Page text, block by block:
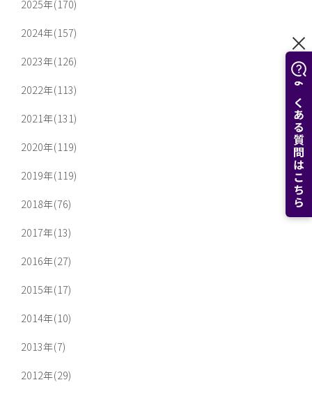
よくある質問はこちら
2025年(170)
2024年(157)
2023年(126)
2022年(113)
2021年(131)
2020年(119)
2019年(119)
2018年(76)
2017年(13)
2016年(27)
2015年(17)
2014年(10)
2013年(7)
2012年(29)